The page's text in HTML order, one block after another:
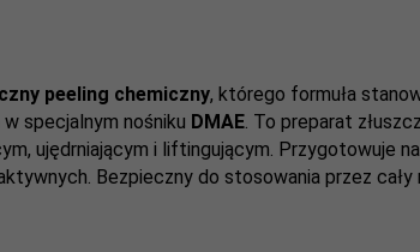
peeling chemiczny, którego formuła
specjalnym nośniku DMAE. To preparat
ujędrniającym i liftingującym. Przygotowuje
Bezpieczny do stosowania przez